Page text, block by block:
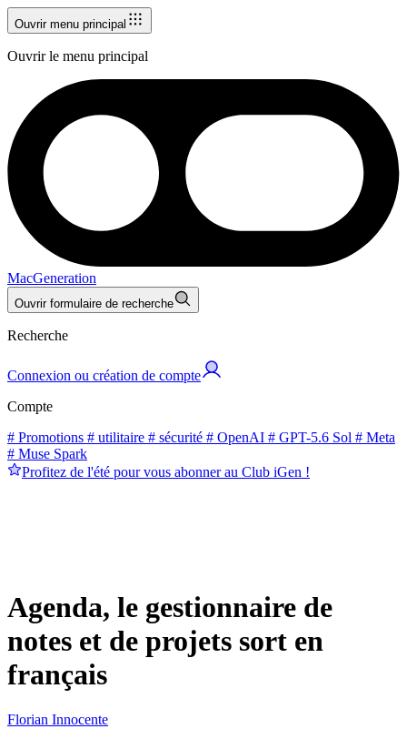
Ouvrir menu principal
Ouvrir le menu principal
MacGeneration
Ouvrir formulaire de recherche
Recherche
Connexion ou création de compte
Compte
# Promotions # utilitaire # sécurité # OpenAI # GPT-5.6 Sol # Meta
# Muse Spark
Profitez de l'été pour vous abonner au Club iGen !
Agenda, le gestionnaire de
notes et de projets sort en
français
Florian Innocente